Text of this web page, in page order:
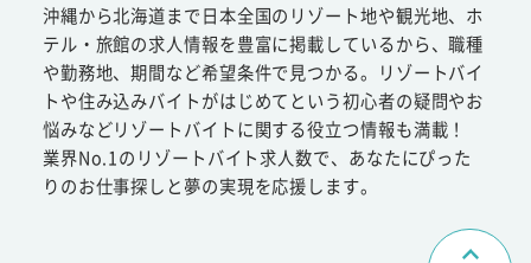
沖縄から北海道まで日本全国のリゾート地や観光地、ホ
テル・旅館の求人情報を豊富に掲載しているから、職種
や勤務地、期間など希望条件で見つかる。リゾートバイ
トや住み込みバイトがはじめてという初心者の疑問やお
悩みなどリゾートバイトに関する役立つ情報も満載！
業界No.1のリゾートバイト求人数で、あなたにぴった
りのお仕事探しと夢の実現を応援します。